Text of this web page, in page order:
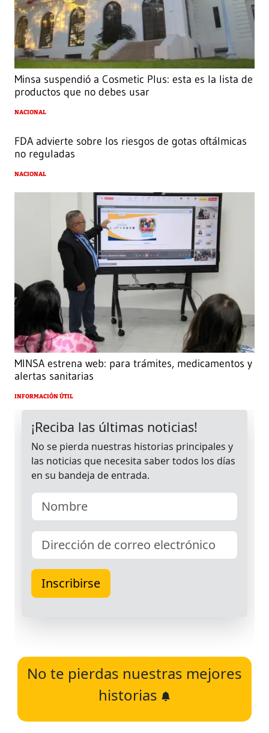
Minsa suspendió a Cosmetic Plus: esta es la lista de
productos que no debes usar
NACIONAL
FDA advierte sobre los riesgos de gotas oftálmicas
no reguladas
NACIONAL
MINSA estrena web: para trámites, medicamentos y
alertas sanitarias
INFORMACIÓN ÚTIL
No te pierdas nuestras mejores
historias